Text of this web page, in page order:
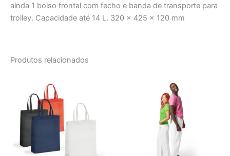
ainda 1 bolso frontal com fecho e banda de transporte para
trolley. Capacidade até 14 L. 320 x 425 x 120 mm
Produtos relacionados